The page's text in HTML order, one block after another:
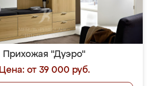
Прихожая "Дуэро"
Цена: от 39 000 руб.